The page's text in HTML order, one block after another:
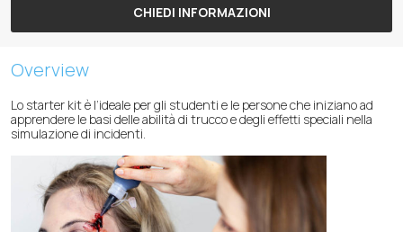
CHIEDI INFORMAZIONI
Overview
Lo starter kit è l’ideale per gli studenti e le persone che iniziano ad
apprendere le basi delle abilità di trucco e degli effetti speciali nella
simulazione di incidenti.